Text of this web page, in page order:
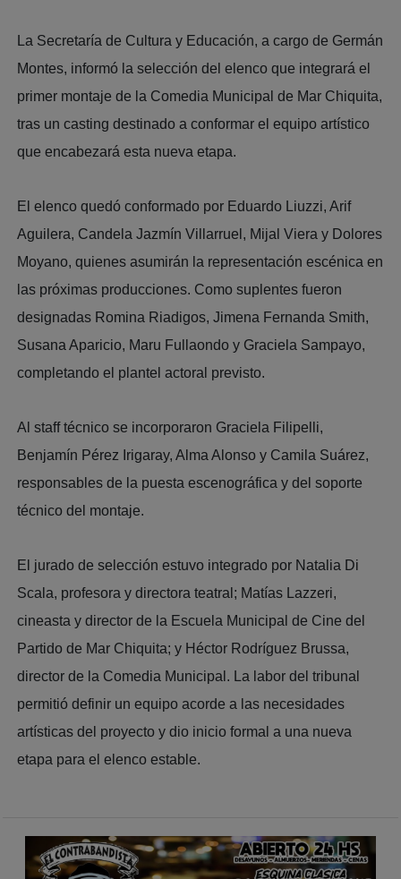
La Secretaría de Cultura y Educación, a cargo de Germán
Montes, informó la selección del elenco que integrará el
primer montaje de la Comedia Municipal de Mar Chiquita,
tras un casting destinado a conformar el equipo artístico
que encabezará esta nueva etapa.
El elenco quedó conformado por Eduardo Liuzzi, Arif
Aguilera, Candela Jazmín Villarruel, Mijal Viera y Dolores
Moyano, quienes asumirán la representación escénica en
las próximas producciones. Como suplentes fueron
designadas Romina Riadigos, Jimena Fernanda Smith,
Susana Aparicio, Maru Fullaondo y Graciela Sampayo,
completando el plantel actoral previsto.
Al staff técnico se incorporaron Graciela Filipelli,
Benjamín Pérez Irigaray, Alma Alonso y Camila Suárez,
responsables de la puesta escenográfica y del soporte
técnico del montaje.
El jurado de selección estuvo integrado por Natalia Di
Scala, profesora y directora teatral; Matías Lazzeri,
cineasta y director de la Escuela Municipal de Cine del
Partido de Mar Chiquita; y Héctor Rodríguez Brussa,
director de la Comedia Municipal. La labor del tribunal
permitió definir un equipo acorde a las necesidades
artísticas del proyecto y dio inicio formal a una nueva
etapa para el elenco estable.